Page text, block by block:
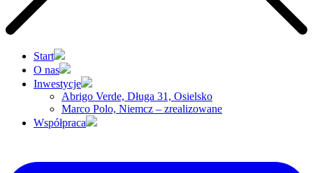
Start
O nas
Inwestycje
Abrigo Verde, Długa 31, Osielsko
Marco Polo, Niemcz – zrealizowane
Współpraca